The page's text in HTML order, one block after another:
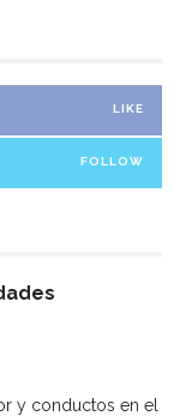
LIKE
FOLLOW
y conductos en el